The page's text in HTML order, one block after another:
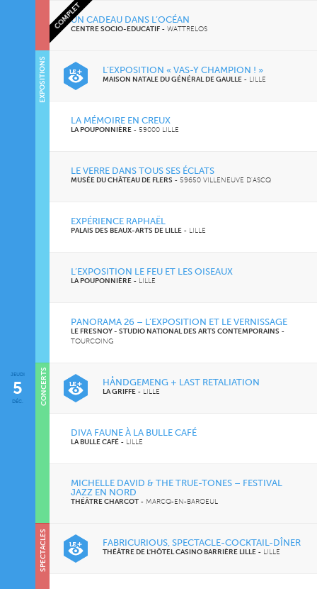
COMPLETUN CADEAU DANS L’OCÉAN
CENTRE SOCIO-EDUCATIF - WATTRELOS
L’EXPOSITION « VAS-Y CHAMPION ! »
MAISON NATALE DU GÉNÉRAL DE GAULLE - LILLE
LA MÉMOIRE EN CREUX
LA POUPONNIÈRE - 59000 LILLE
LE VERRE DANS TOUS SES ÉCLATS
MUSÉE DU CHÂTEAU DE FLERS - 59650 VILLENEUVE D'ASCQ
EXPÉRIENCE RAPHAËL
PALAIS DES BEAUX-ARTS DE LILLE - LILLE
L’EXPOSITION LE FEU ET LES OISEAUX
LA POUPONNIÈRE - LILLE
PANORAMA 26 – L’EXPOSITION ET LE VERNISSAGE
LE FRESNOY - STUDIO NATIONAL DES ARTS CONTEMPORAINS -
TOURCOING
EXPOSITIONS
CINÉMA
JEUDI
5
DÉC.
HÅNDGEMENG + LAST RETALIATION
LA GRIFFE - LILLE
DIVA FAUNE À LA BULLE CAFÉ
LA BULLE CAFÉ - LILLE
MICHELLE DAVID & THE TRUE-TONES – FESTIVAL
JAZZ EN NORD
THÉÂTRE CHARCOT - MARCQ-EN-BAROEUL
CONCERTS
SOIRÉES FABRICURIOUS, SPECTACLE-COCKTAIL-DÎNER
THÉÂTRE DE L'HÔTEL CASINO BARRIÈRE LILLE - LILLE
SPECTACLES